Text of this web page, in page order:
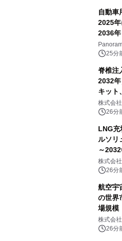
自動車
2025年
2036
に達す
（2026
25分
脊椎注
2032
キット
分析レ
株式会
26分
LNG充
ルソリ
～
ア、ソ
レポー
株式会
26分
航空宇
の世界
場規模
析レポ
株式会
26分